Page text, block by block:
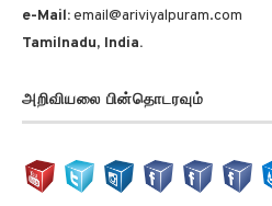
அறிவியலை பின்தொடரவும்